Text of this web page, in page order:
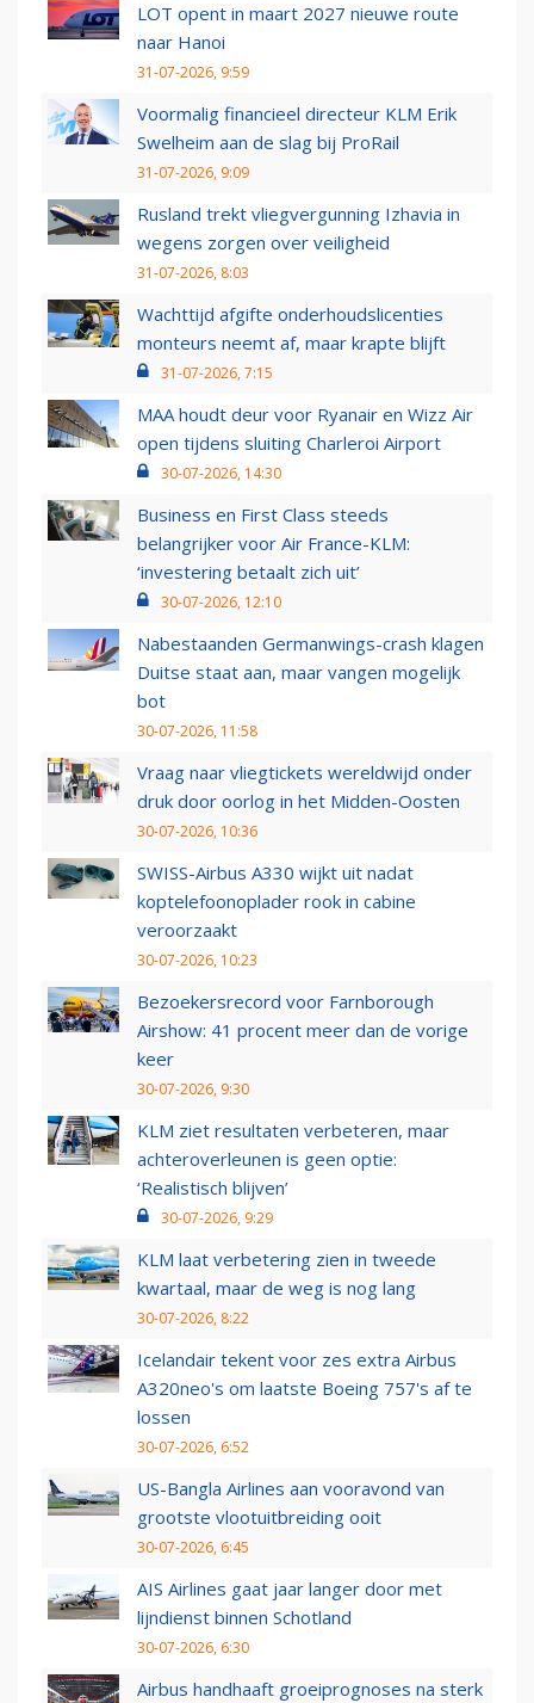
LOT opent in maart 2027 nieuwe route
naar Hanoi
31-07-2026, 9:59
Voormalig financieel directeur KLM Erik
Swelheim aan de slag bij ProRail
31-07-2026, 9:09
Rusland trekt vliegvergunning Izhavia in
wegens zorgen over veiligheid
31-07-2026, 8:03
Wachttijd afgifte onderhoudslicenties
monteurs neemt af, maar krapte blijft
31-07-2026, 7:15
MAA houdt deur voor Ryanair en Wizz Air
open tijdens sluiting Charleroi Airport
30-07-2026, 14:30
Business en First Class steeds
belangrijker voor Air France-KLM:
‘investering betaalt zich uit’
30-07-2026, 12:10
Nabestaanden Germanwings-crash klagen
Duitse staat aan, maar vangen mogelijk
bot
30-07-2026, 11:58
Vraag naar vliegtickets wereldwijd onder
druk door oorlog in het Midden-Oosten
30-07-2026, 10:36
SWISS-Airbus A330 wijkt uit nadat
koptelefoonoplader rook in cabine
veroorzaakt
30-07-2026, 10:23
Bezoekersrecord voor Farnborough
Airshow: 41 procent meer dan de vorige
keer
30-07-2026, 9:30
KLM ziet resultaten verbeteren, maar
achteroverleunen is geen optie:
‘Realistisch blijven’
30-07-2026, 9:29
KLM laat verbetering zien in tweede
kwartaal, maar de weg is nog lang
30-07-2026, 8:22
Icelandair tekent voor zes extra Airbus
A320neo's om laatste Boeing 757's af te
lossen
30-07-2026, 6:52
US-Bangla Airlines aan vooravond van
grootste vlootuitbreiding ooit
30-07-2026, 6:45
AIS Airlines gaat jaar langer door met
lijndienst binnen Schotland
30-07-2026, 6:30
Airbus handhaaft groeiprognoses na sterk